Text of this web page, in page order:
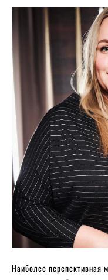
Наиболее перспективная